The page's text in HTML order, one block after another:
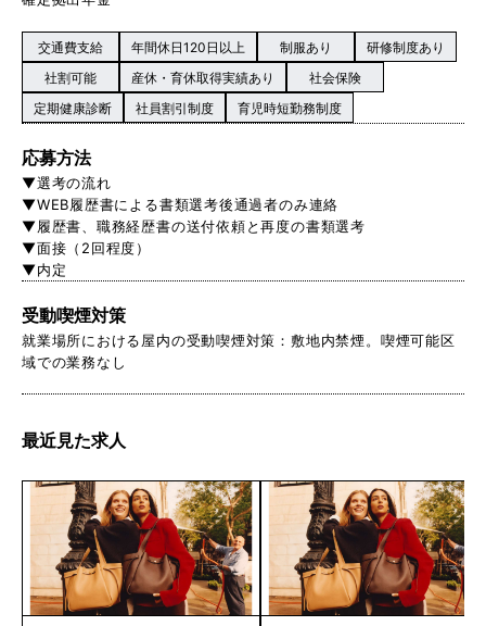
交通費支給 年間休日120日以上 制服あり
研修制度あり
社割可能
産休・育休取得実績あり
社会保険
定期健康診断
社員割引制度 育児時短勤務制度
応募方法
▼選考の流れ
▼WEB履歴書による書類選考後通過者のみ連絡
▼履歴書、職務経歴書の送付依頼と再度の書類選考
▼面接（2回程度）
▼内定
受動喫煙対策
就業場所における屋内の受動喫煙対策：敷地内禁煙。喫煙可能区
域での業務なし
最近見た求人